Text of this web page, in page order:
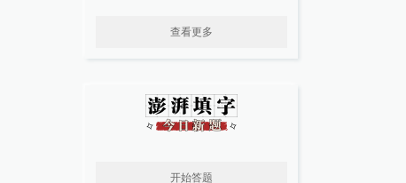
查看更多
开始答题